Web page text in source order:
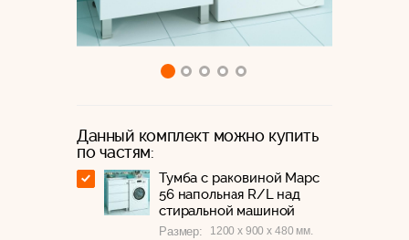
Данный комплект можно купить
по частям:
Тумба с раковиной Марс
56 напольная R/L над
стиральной машиной
Размер: 1200 x 900 x 480 мм.